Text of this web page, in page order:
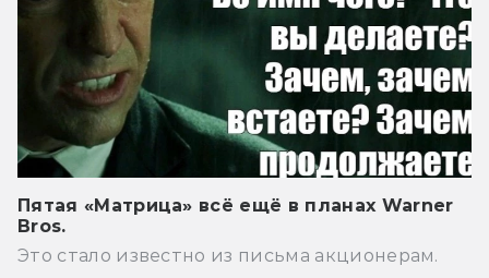
Пятая «Матрица» всё ещё в планах Warner
Bros.
Это стало известно из письма акционерам.